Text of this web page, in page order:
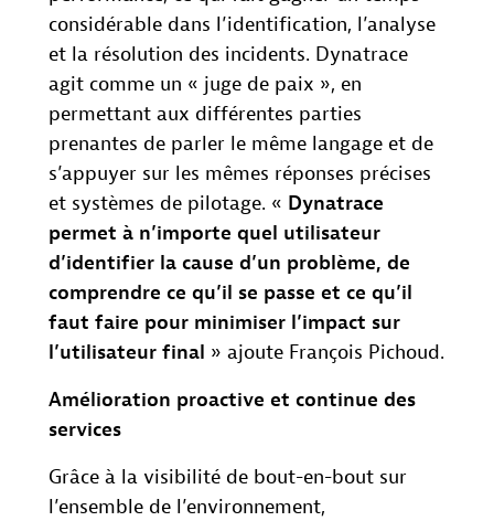
considérable dans l’identification, l’analyse
et la résolution des incidents. Dynatrace
agit comme un « juge de paix », en
permettant aux différentes parties
prenantes de parler le même langage et de
s’appuyer sur les mêmes réponses précises
et systèmes de pilotage. « Dynatrace
permet à n’importe quel utilisateur
d’identifier la cause d’un problème, de
comprendre ce qu’il se passe et ce qu’il
faut faire pour minimiser l’impact sur
l’utilisateur final » ajoute François Pichoud.
Amélioration proactive et continue des
services
Grâce à la visibilité de bout-en-bout sur
l’ensemble de l’environnement,